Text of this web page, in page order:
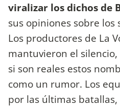
viralizar los dichos de
sus opiniones sobre los
Los productores de La
mantuvieron el
si son reales estos
como un rumor. Los
por las últimas